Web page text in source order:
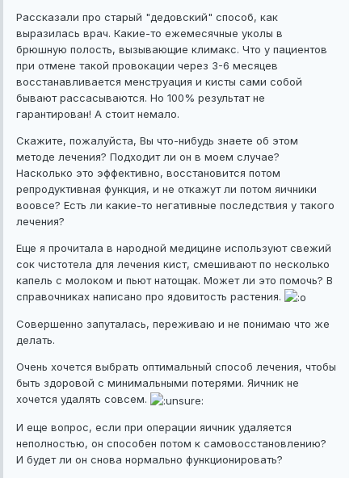
Рассказали про старый "дедовский" способ, как
выразилась врач. Какие-то ежемесячные уколы в
брюшную полость, вызывающие климакс. Что у пациентов
при отмене такой провокации через 3-6 месяцев
восстанавливается менструация и кисты сами собой
бывают рассасываются. Но 100% результат не
гарантирован! А стоит немало.
Скажите, пожалуйста, Вы что-нибудь знаете об этом
методе лечения? Подходит ли он в моем случае?
Насколько это эффективно, восстановится потом
репродуктивная функция, и не откажут ли потом яичники
воовсе? Есть ли какие-то негативные последствия у такого
лечения?
Еще я прочитала в народной медицине используют свежий
сок чистотела для лечения кист, смешивают по несколько
капель с молоком и пьют натощак. Может ли это помочь? В
справочниках написано про ядовитость растения.
Совершенно запуталась, переживаю и не понимаю что же
делать.
Очень хочется выбрать оптимальный способ лечения, чтобы
быть здоровой с минимальными потерями. Яичник не
хочется удалять совсем.
И еще вопрос, если при операции яичник удаляется
неполностью, он способен потом к самовосстановлению?
И будет ли он снова нормально функционировать?